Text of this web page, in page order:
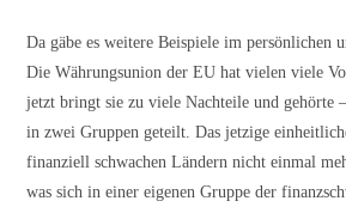
Da gäbe es weitere Beispiele im persönlichen
Die Währungsunion der EU hat vielen viele
jetzt bringt sie zu viele Nachteile und gehörte
in zwei Gruppen geteilt. Das jetzige
finanziell schwachen Ländern nicht einmal
was sich in einer eigenen Gruppe der